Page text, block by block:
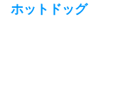
ホットドッグ